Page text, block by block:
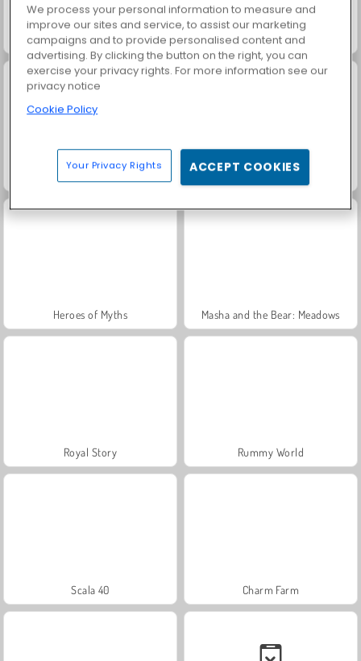
Juice Merge Grand Mahjong Connect
Heroes of Myths Masha and the Bear: Meadows
Royal Story Rummy World
Scala 40 Charm Farm
We process your personal information to measure and
improve our sites and service, to assist our marketing
campaigns and to provide personalised content and
advertising. By clicking the button on the right, you can
exercise your privacy rights. For more information see our
privacy notice
Cookie Policy
Your Privacy Rights ACCEPT COOKIES